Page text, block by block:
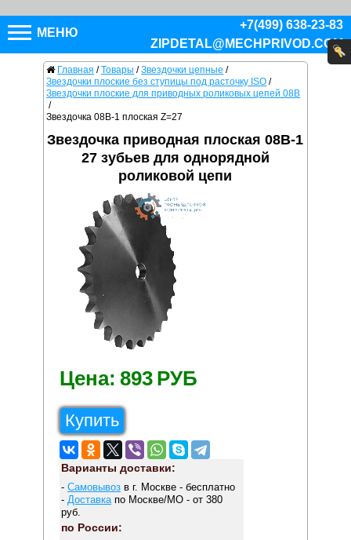
МЕНЮ
+7(499) 638-23-83
ZIPDETAL@MECHPRIVOD.COM
Главная / Товары / Звездочки цепные /
Звездочки плоские без ступицы под расточку ISO /
Звездочки плоские для приводных роликовых цепей 08B
/
Звездочка 08B-1 плоская Z=27
Звездочка приводная плоская 08B-1
27 зубьев для однорядной
роликовой цепи
Цена: 893 РУБ
Купить
Варианты доставки:
- Самовывозв г. Москве - бесплатно
- Доставкапо Москве/МО - от 380
руб.
по России: